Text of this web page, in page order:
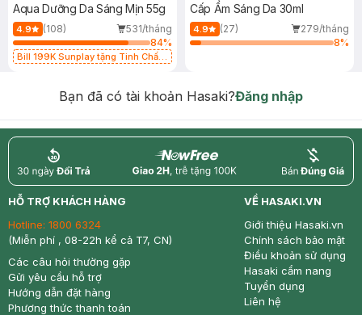
Aqua Dưỡng Da Sáng Mịn 55g
4.9 (108)
531/tháng
84%
Bill 199K Sunplay tặng Tinh Chất
Cấp Ẩm Sáng Da 30ml
4.9 (27)
279/tháng
8%
Bạn đã có tài khoản Hasaki?Đăng nhập
return nowfree price
HỖ TRỢ KHÁCH HÀNG
Hotline: 1800 6324
(Miễn phí , 08-22h kể cả T7, CN)
Các câu hỏi thường gặp
Gửi yêu cầu hỗ trợ
Hướng dẫn đặt hàng
Phương thức thanh toán
VỀ HASAKI.VN
Giới thiệu Hasaki.vn
Chính sách bảo mật
Điều khoản sử dụng
Hasaki cẩm nang
Tuyển dụng
Liên hệ